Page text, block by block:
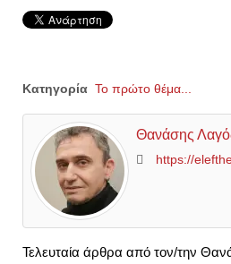
Κατηγορία Το πρώτο θέμα...
Θανάσης
https://
Τελευταία άρθρα από τον/την